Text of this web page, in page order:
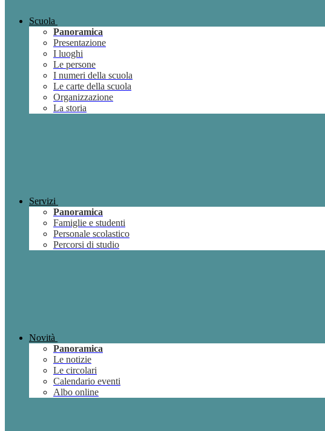
Scuola
Panoramica
Presentazione
I luoghi
Le persone
I numeri della scuola
Le carte della scuola
Organizzazione
La storia
Servizi
Panoramica
Famiglie e studenti
Personale scolastico
Percorsi di studio
Novità
Panoramica
Le notizie
Le circolari
Calendario eventi
Albo online